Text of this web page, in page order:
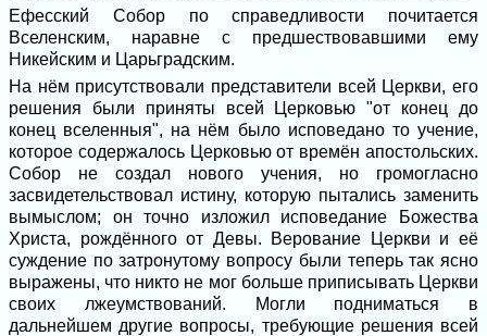
Ефесский Собор по справедливости почитается
Вселенским, наравне с предшествовавшими ему
Никейским и Царьградским.
На нём присутствовали представители всей Церкви, его
решения были приняты всей Церковью "от конец до
конец вселенныя", на нём было исповедано то учение,
которое содержалось Церковью от времён апостольских.
Собор не создал нового учения, но громогласно
засвидетельствовал истину, которую пытались заменить
вымыслом; он точно изложил исповедание Божества
Христа, рождённого от Девы. Верование Церкви и её
суждение по затронутому вопросу были теперь так ясно
выражены, что никто не мог больше приписывать Церкви
своих лжеумствований. Могли подниматься в
дальнейшем другие вопросы, требующие решения всей